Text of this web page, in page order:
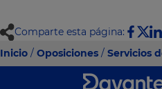
Comparte esta página:
Inicio / Oposiciones / Servicios